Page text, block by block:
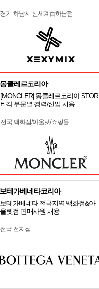
경기 하남시 신세계百하남점
몽클레르코리아
[MONCLER] 몽클레르코리아 STOR
E 각 부문별 경력/신입 채용
전국 백화점/아울렛/쇼핑몰
보테가베네타코리아
보테가베네타 전국지역 백화점&아
울렛점 판매사원 채용
전국 전지점